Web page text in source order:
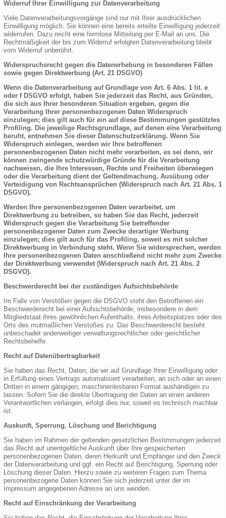
Widerruf Ihrer Einwilligung zur Datenverarbeitung
Viele Datenverarbeitungsvorgänge sind nur mit Ihrer ausdrücklichen
Einwilligung möglich. Sie können eine bereits erteilte Einwilligung jederzeit
widerrufen. Dazu reicht eine formlose Mitteilung per E-Mail an uns. Die
Rechtmäßigkeit der bis zum Widerruf erfolgten Datenverarbeitung bleibt
vom Widerruf unberührt.
Widerspruchsrecht gegen die Datenerhebung in besonderen Fällen
sowie gegen Direktwerbung (Art. 21 DSGVO)
Wenn die Datenverarbeitung auf Grundlage von Art. 6 Abs. 1 lit. e
oder f DSGVO erfolgt, haben Sie jederzeit das Recht, aus Gründen,
die sich aus Ihrer besonderen Situation ergeben, gegen die
Verarbeitung Ihrer personenbezogenen Daten Widerspruch
einzulegen; dies gilt auch für ein auf diese Bestimmungen gestütztes
Profiling. Die jeweilige Rechtsgrundlage, auf denen eine Verarbeitung
beruht, entnehmen Sie dieser Datenschutzerklärung. Wenn Sie
Widerspruch einlegen, werden wir Ihre betroffenen
personenbezogenen Daten nicht mehr verarbeiten, es sei denn, wir
können zwingende schutzwürdige Gründe für die Verarbeitung
nachweisen, die Ihre Interessen, Rechte und Freiheiten überwiegen
oder die Verarbeitung dient der Geltendmachung, Ausübung oder
Verteidigung von Rechtsansprüchen (Widerspruch nach Art. 21 Abs. 1
DSGVO).
Werden Ihre personenbezogenen Daten verarbeitet, um
Direktwerbung zu betreiben, so haben Sie das Recht, jederzeit
Widerspruch gegen die Verarbeitung Sie betreffender
personenbezogener Daten zum Zwecke derartiger Werbung
einzulegen; dies gilt auch für das Profiling, soweit es mit solcher
Direktwerbung in Verbindung steht. Wenn Sie widersprechen, werden
Ihre personenbezogenen Daten anschließend nicht mehr zum Zwecke
der Direktwerbung verwendet (Widerspruch nach Art. 21 Abs. 2
DSGVO).
Beschwerderecht bei der zuständigen Aufsichtsbehörde
Im Falle von Verstößen gegen die DSGVO steht den Betroffenen ein
Beschwerderecht bei einer Aufsichtsbehörde, insbesondere in dem
Mitgliedstaat ihres gewöhnlichen Aufenthalts, ihres Arbeitsplatzes oder des
Orts des mutmaßlichen Verstoßes zu. Das Beschwerderecht besteht
unbeschadet anderweitiger verwaltungsrechtlicher oder gerichtlicher
Rechtsbehelfe.
Recht auf Datenübertragbarkeit
Sie haben das Recht, Daten, die wir auf Grundlage Ihrer Einwilligung oder
in Erfüllung eines Vertrags automatisiert verarbeiten, an sich oder an einen
Dritten in einem gängigen, maschinenlesbaren Format aushändigen zu
lassen. Sofern Sie die direkte Übertragung der Daten an einen anderen
Verantwortlichen verlangen, erfolgt dies nur, soweit es technisch machbar
ist.
Auskunft, Sperrung, Löschung und Berichtigung
Sie haben im Rahmen der geltenden gesetzlichen Bestimmungen jederzeit
das Recht auf unentgeltliche Auskunft über Ihre gespeicherten
personenbezogenen Daten, deren Herkunft und Empfänger und den Zweck
der Datenverarbeitung und ggf. ein Recht auf Berichtigung, Sperrung oder
Löschung dieser Daten. Hierzu sowie zu weiteren Fragen zum Thema
personenbezogene Daten können Sie sich jederzeit unter der im
Impressum angegebenen Adresse an uns wenden.
Recht auf Einschränkung der Verarbeitung